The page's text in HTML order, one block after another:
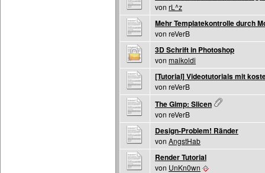
von rL^z
Mehr Templatekontrolle durch
von reVerB
3D Schrift in Photoshop
von maikoldi
[Tutorial] Videotutorials mit
von reVerB
The Gimp: Slicen
von reVerB
Design-Problem! Ränder
von AngstHab
Render Tutorial
von UnKn0wn